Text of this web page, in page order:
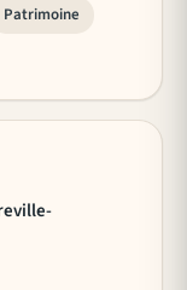
Patrimoine